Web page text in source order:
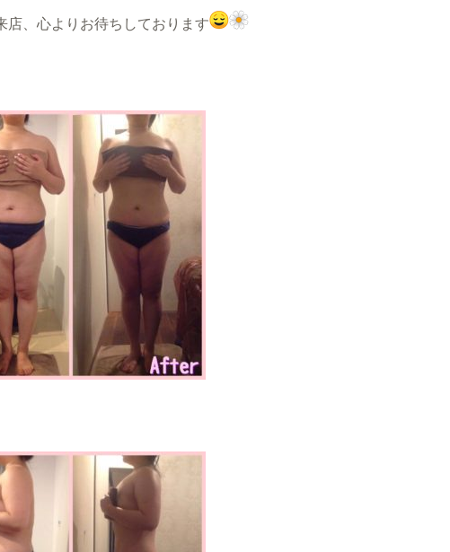
店、心よりお待ちしております